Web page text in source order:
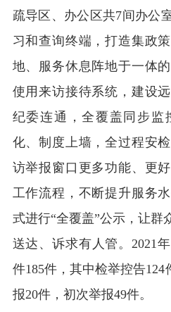
疏导区、办公区共7间办公
习和查询终端，打造集政
地、服务休息阵地于一体
使用来访接待系统，建设
纪委连通，全覆盖同步监
化、制度上墙，全过程安
访举报窗口更多功能、更
工作流程，不断提升服务
式进行“全覆盖”公示，让群
送达、诉求有人管。2021
件185件，其中检举控告
报20件，初次举报49件。